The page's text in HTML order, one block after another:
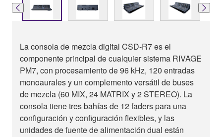
La consola de mezcla digital CSD-R7 es el
componente principal de cualquier sistema RIVAGE
PM7, con procesamiento de 96 kHz, 120 entradas
monoaurales y un complemento versátil de buses
de mezcla (60 MIX, 24 MATRIX y 2 STEREO). La
consola tiene tres bahías de 12 faders para una
configuración y configuración flexibles, y las
unidades de fuente de alimentación dual están